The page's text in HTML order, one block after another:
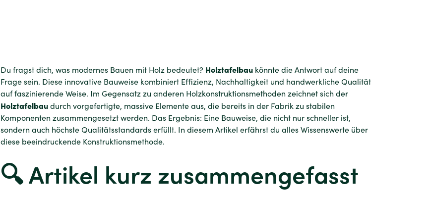
Du fragst dich, was modernes Bauen mit Holz bedeutet? Holztafelbau könnte die Antwort auf deine
Frage sein. Diese innovative Bauweise kombiniert Effizienz, Nachhaltigkeit und handwerkliche Qualität
auf faszinierende Weise. Im Gegensatz zu anderen Holzkonstruktionsmethoden zeichnet sich der
Holztafelbaudurch vorgefertigte, massive Elemente aus, die bereits in der Fabrik zu stabilen
Komponenten zusammengesetzt werden. Das Ergebnis: Eine Bauweise, die nicht nur schneller ist,
sondern auch höchste Qualitätsstandards erfüllt. In diesem Artikel erfährst du alles Wissenswerte über
diese beeindruckende Konstruktionsmethode.
🔍 Artikel kurz zusammengefasst